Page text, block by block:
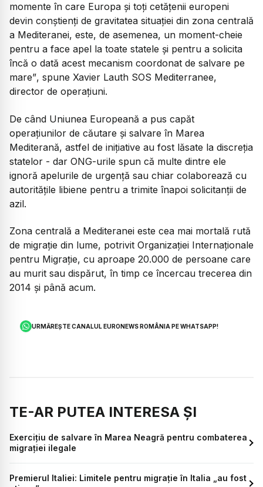
momente în care Europa și toți cetățenii europeni
devin conștienți de gravitatea situației din zona centrală
a Mediteranei, este, de asemenea, un moment-cheie
pentru a face apel la toate statele și pentru a solicita
încă o dată acest mecanism coordonat de salvare pe
mare”, spune Xavier Lauth SOS Mediterranee,
director de operațiuni.
De când Uniunea Europeană a pus capăt
operațiunilor de căutare și salvare în Marea
Mediterană, astfel de inițiative au fost lăsate la discreția
statelor - dar ONG-urile spun că multe dintre ele
ignoră apelurile de urgență sau chiar colaborează cu
autoritățile libiene pentru a trimite înapoi solicitanții de
azil.
Zona centrală a Mediteranei este cea mai mortală rută
de migrație din lume, potrivit Organizației Internaționale
pentru Migrație, cu aproape 20.000 de persoane care
au murit sau dispărut, în timp ce încercau trecerea din
2014 și până acum.
URMĂREȘTE CANALUL EURONEWS ROMÂNIA PE WHATSAPP!
TE-AR PUTEA INTERESA ȘI
Exercițiu de salvare în Marea Neagră pentru combaterea
migrației ilegale
Premierul Italiei: Limitele pentru migraţie în Italia „au fost